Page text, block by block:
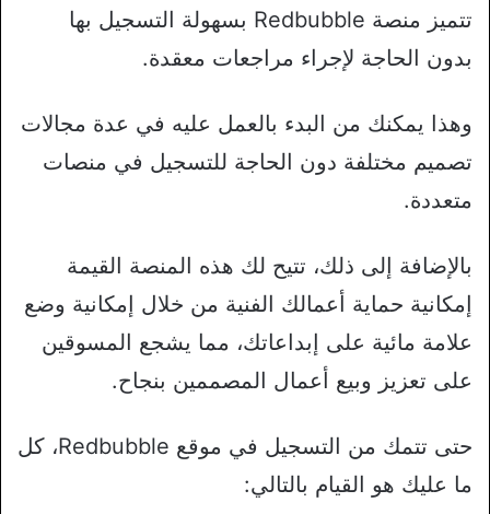
تتميز منصة Redbubble بسهولة التسجيل بها
بدون الحاجة لإجراء مراجعات معقدة.
وهذا يمكنك من البدء بالعمل عليه في عدة مجالات
تصميم مختلفة دون الحاجة للتسجيل في منصات
متعددة.
بالإضافة إلى ذلك، تتيح لك هذه المنصة القيمة
إمكانية حماية أعمالك الفنية من خلال إمكانية وضع
علامة مائية على إبداعاتك، مما يشجع المسوقين
على تعزيز وبيع أعمال المصممين بنجاح.
حتى تتمك من التسجيل في موقع Redbubble، كل
ما عليك هو القيام بالتالي: